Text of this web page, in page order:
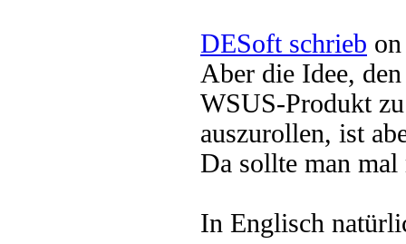
DESoft schrieb
Aber die Idee,
WSUS-Produkt
auszurollen, ist
Da sollte man
In Englisch